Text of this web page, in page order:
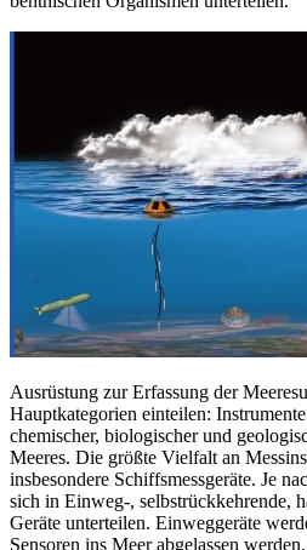
Ausrüstung zur Erfassung der
Hauptkategorien einteilen:
chemischer, biologischer und
Meeres. Die größte Vielfalt an
insbesondere Schiffsmessgeräte. Je
sich in Einweg-, selbstrückkehrende,
Geräte unterteilen. Einweggeräte
Sensoren ins Meer abgelassen